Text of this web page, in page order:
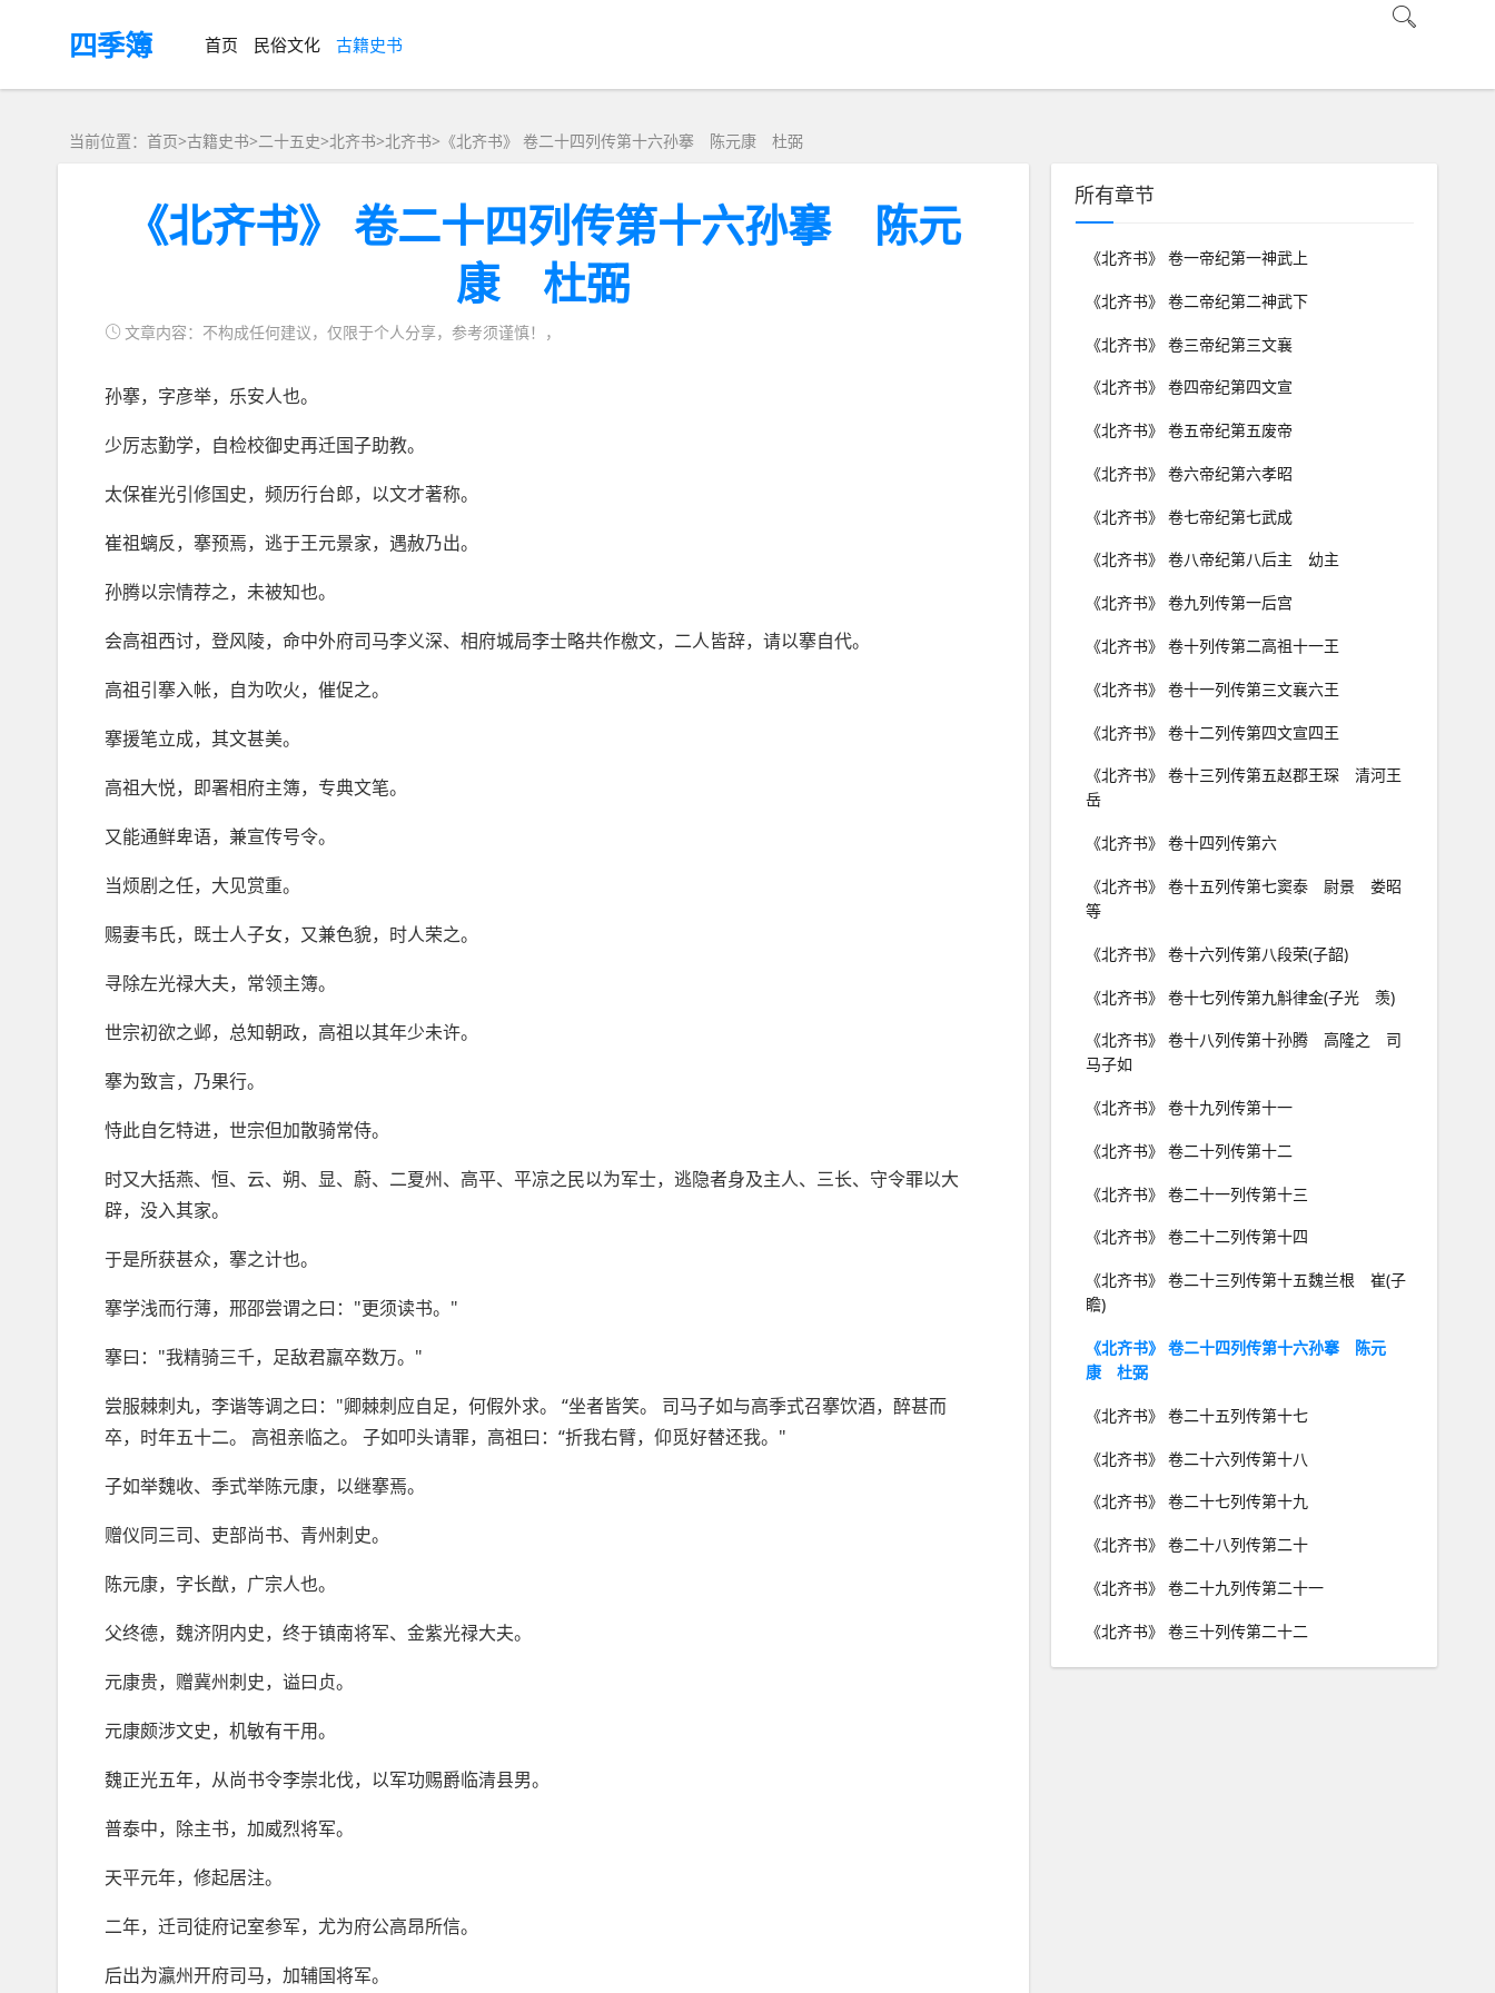
四季簿 首页 民俗文化 古籍史书
当前位置：首页>古籍史书>二十五史>北齐书>北齐书> 《北齐书》 卷二十四列传第十六孙搴 陈元康 杜弼
《北齐书》 卷二十四列传第十六孙搴 陈元
康 杜弼
文章内容：不构成任何建议，仅限于个人分享，参考须谨慎！，
孙搴，字彦举，乐安人也。
少厉志勤学，自检校御史再迁国子助教。
太保崔光引修国史，频历行台郎，以文才著称。
崔祖螭反，搴预焉，逃于王元景家，遇赦乃出。
孙腾以宗情荐之，未被知也。
会高祖西讨，登风陵，命中外府司马李义深、相府城局李士略共作檄文，二人皆辞，请以搴自代。
高祖引搴入帐，自为吹火，催促之。
搴援笔立成，其文甚美。
高祖大悦，即署相府主簿，专典文笔。
又能通鲜卑语，兼宣传号令。
当烦剧之任，大见赏重。
赐妻韦氏，既士人子女，又兼色貌，时人荣之。
寻除左光禄大夫，常领主簿。
世宗初欲之邺，总知朝政，高祖以其年少未许。
搴为致言，乃果行。
恃此自乞特进，世宗但加散骑常侍。
时又大括燕、恒、云、朔、显、蔚、二夏州、高平、平凉之民以为军士，逃隐者身及主人、三长、守令罪以大
辟，没入其家。
于是所获甚众，搴之计也。
搴学浅而行薄，邢邵尝谓之曰："更须读书。"
搴曰："我精骑三千，足敌君羸卒数万。"
尝服棘刺丸，李谐等调之曰："卿棘刺应自足，何假外求。 “坐者皆笑。 司马子如与高季式召搴饮酒，醉甚而
卒，时年五十二。 高祖亲临之。 子如叩头请罪，高祖曰：“折我右臂，仰觅好替还我。"
子如举魏收、季式举陈元康，以继搴焉。
赠仪同三司、吏部尚书、青州刺史。
陈元康，字长猷，广宗人也。
父终德，魏济阴内史，终于镇南将军、金紫光禄大夫。
元康贵，赠冀州刺史，谥曰贞。
元康颇涉文史，机敏有干用。
魏正光五年，从尚书令李崇北伐，以军功赐爵临清县男。
普泰中，除主书，加威烈将军。
天平元年，修起居注。
二年，迁司徒府记室参军，尤为府公高昂所信。
后出为瀛州开府司马，加辅国将军。
所有章节
《北齐书》 卷一帝纪第一神武上
《北齐书》 卷二帝纪第二神武下
《北齐书》 卷三帝纪第三文襄
《北齐书》 卷四帝纪第四文宣
《北齐书》 卷五帝纪第五废帝
《北齐书》 卷六帝纪第六孝昭
《北齐书》 卷七帝纪第七武成
《北齐书》 卷八帝纪第八后主 幼主
《北齐书》 卷九列传第一后宫
《北齐书》 卷十列传第二高祖十一王
《北齐书》 卷十一列传第三文襄六王
《北齐书》 卷十二列传第四文宣四王
《北齐书》 卷十三列传第五赵郡王琛 清河王
岳
《北齐书》 卷十四列传第六
《北齐书》 卷十五列传第七窦泰 尉景 娄昭
等
《北齐书》 卷十六列传第八段荣(子韶)
《北齐书》 卷十七列传第九斛律金(子光 羡)
《北齐书》 卷十八列传第十孙腾 高隆之 司
马子如
《北齐书》 卷十九列传第十一
《北齐书》 卷二十列传第十二
《北齐书》 卷二十一列传第十三
《北齐书》 卷二十二列传第十四
《北齐书》 卷二十三列传第十五魏兰根 崔(子
瞻)
《北齐书》 卷二十四列传第十六孙搴 陈元
康 杜弼
《北齐书》 卷二十五列传第十七
《北齐书》 卷二十六列传第十八
《北齐书》 卷二十七列传第十九
《北齐书》 卷二十八列传第二十
《北齐书》 卷二十九列传第二十一
《北齐书》 卷三十列传第二十二